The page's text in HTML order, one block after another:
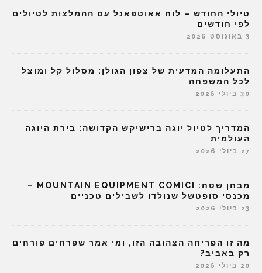
טיולי החודש – לוח אאוטפאנל עם ההמלצות לטיולים
לפי חודשים
3 באוגוסט 2026
התעלומה המדעית של צפון הגולן: מסלול קל ומוצל
לכל המשפחה
30 ביולי 2026
המדריך לטיול יוגה ברישיקש הקדושה: בירת היוגה
העולמית
27 ביולי 2026
מבחן שטח: MOUNTAIN EQUIPMENT COMICI –
מכנסי סופטשל שנולדו לשבילים טכניים
23 ביולי 2026
מה זו הפריחה הצהובה הזו, ומי אמר שפרחים פורחים
רק באביב?
20 ביולי 2026